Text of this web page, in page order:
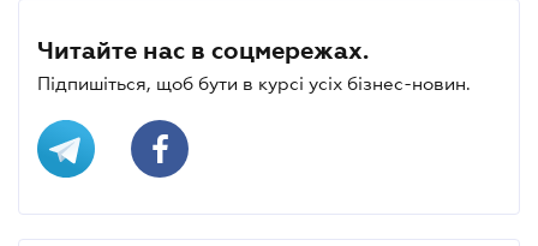
Читайте нас в соцмережах.
Підпишіться, щоб бути в курсі усіх бізнес-новин.